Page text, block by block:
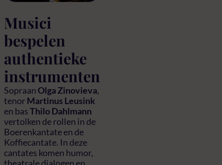
Musici
bespelen
authentieke
instrumenten
SopraanOlga Zinovieva,
tenorMartinus Leusink
en basThilo Dahlmann
vertolken de rollen in de
Boerenkantate en de
Koffiecantate. In deze
cantates komen humor,